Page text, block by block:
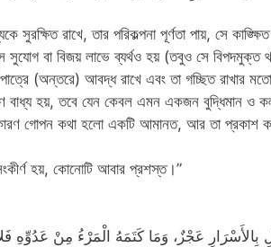
সুরক্ষিত রাখে, তার পরিকল্পনা পূর্ণতা পায়, সে
সুযোগ বা বিজয় লাভে ব্যর্থও হয় (তবুও সে বিপদমুক্ত
(অন্তরে) আবদ্ধ রাখে এবং তা গচ্ছিত রাখার
বাধ্য হয়, তবে যেন কেবল এমন একজন বুদ্ধিমান ও
গোপন কথা হলো একটি আমানত, আর তা প্রকাশ
হয়, কোনোটি আবার প্রশস্ত।”
بِالأَسْرَارِ عَجْزٌ، وَمَا كَتَمَهُ الْمَرْءُ مِنْ